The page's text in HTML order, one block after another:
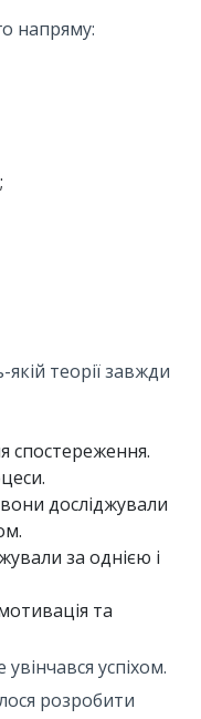
напряму:
теорії завжди
спостереження.
досліджували
за однією і
та
успіхом.
розробити